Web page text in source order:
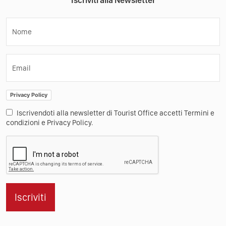
Nome
Email
Privacy Policy
Iscrivendoti alla newsletter di Tourist Office accetti Termini e
condizioni e Privacy Policy.
Iscriviti